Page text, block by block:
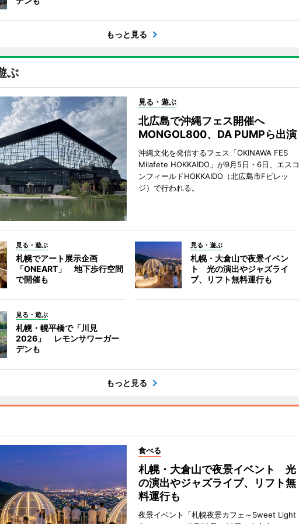
もっと見る
ぶ
見る・遊ぶ
北広島で沖縄フェス開催へ
MONGOL800、DA PUMPら出演
沖縄文化を発信するフェス「OKINAWA FES
Milafete HOKKAIDO」が9月5日・6日、エスコ
ンフィールドHOKKAIDO（北広島市Fビレッ
ジ）で行われる。
見る・遊ぶ
札幌でアート展示企画
「ONEART」 地下歩行空間
で開催も
見る・遊ぶ
札幌・大倉山で夜景イベン
ト 光の演出やジャズライ
ブ、リフト無料運行も
見る・遊ぶ
札幌・幌平橋で「川見
2026」 レモンサワーガー
デンも
もっと見る
食べる
札幌・大倉山で夜景イベント 光
の演出やジャズライブ、リフト無
料運行も
夜景イベント「札幌夜景カフェ～Sweet Light